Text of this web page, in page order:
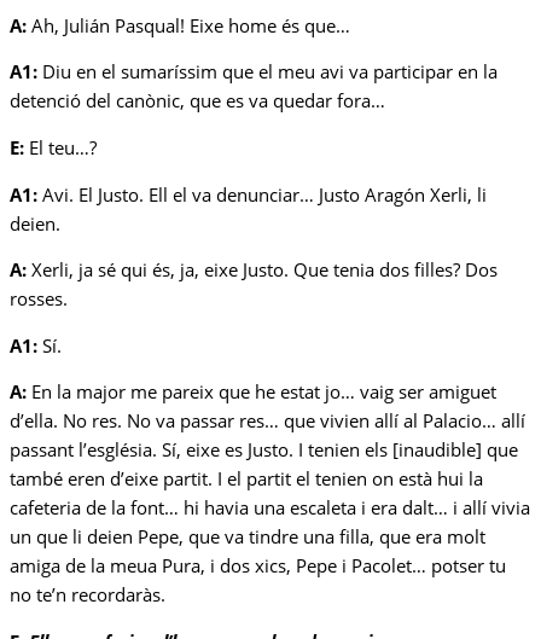
A: Ah, Julián Pasqual! Eixe home és que…
A1: Diu en el sumaríssim que el meu avi va participar en la
detenció del canònic, que es va quedar fora…
E: El teu…?
A1: Avi. El Justo. Ell el va denunciar… Justo Aragón Xerli, li
deien.
A: Xerli, ja sé qui és, ja, eixe Justo. Que tenia dos filles? Dos
rosses.
A1: Sí.
A: En la major me pareix que he estat jo… vaig ser amiguet
d’ella. No res. No va passar res… que vivien allí al Palacio… allí
passant l’església. Sí, eixe es Justo. I tenien els [inaudible] que
també eren d’eixe partit. I el partit el tenien on està hui la
cafeteria de la font… hi havia una escaleta i era dalt… i allí vivia
un que li deien Pepe, que va tindre una filla, que era molt
amiga de la meua Pura, i dos xics, Pepe i Pacolet… potser tu
no te’n recordaràs.